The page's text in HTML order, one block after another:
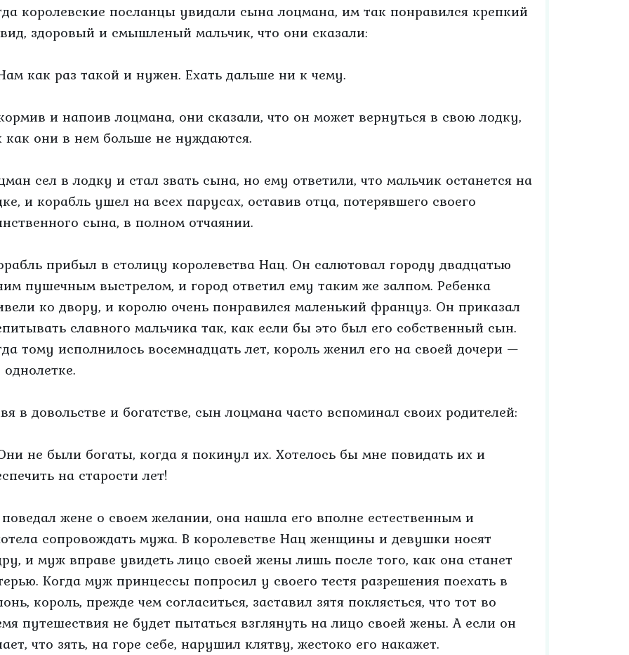
королевские посланцы увидали сына лоцмана, им так понравился крепкий
здоровый и смышленый мальчик, что они сказали:
как раз такой и нужен. Ехать дальше ни к чему.
и напоив лоцмана, они сказали, что он может вернуться в свою лодку,
как они в нем больше не нуждаются.
сел в лодку и стал звать сына, но ему ответили, что мальчик останется на
и корабль ушел на всех парусах, оставив отца, потерявшего своего
сына, в полном отчаянии.
прибыл в столицу королевства Нац. Он салютовал городу двадцатью
пушечным выстрелом, и город ответил ему таким же залпом. Ребенка
ко двору, и королю очень понравился маленький француз. Он приказал
славного мальчика так, как если бы это был его собственный сын.
тому исполнилось восемнадцать лет, король женил его на своей дочери —
однолетке.
в довольстве и богатстве, сын лоцмана часто вспоминал своих родителей:
не были богаты, когда я покинул их. Хотелось бы мне повидать их и
на старости лет!
жене о своем желании, она нашла его вполне естественным и
сопровождать мужа. В королевстве Нац женщины и девушки носят
и муж вправе увидеть лицо своей жены лишь после того, как она станет
Когда муж принцессы попросил у своего тестя разрешения поехать в
король, прежде чем согласиться, заставил зятя поклясться, что тот во
путешествия не будет пытаться взглянуть на лицо своей жены. А если он
что зять, на горе себе, нарушил клятву, жестоко его накажет.